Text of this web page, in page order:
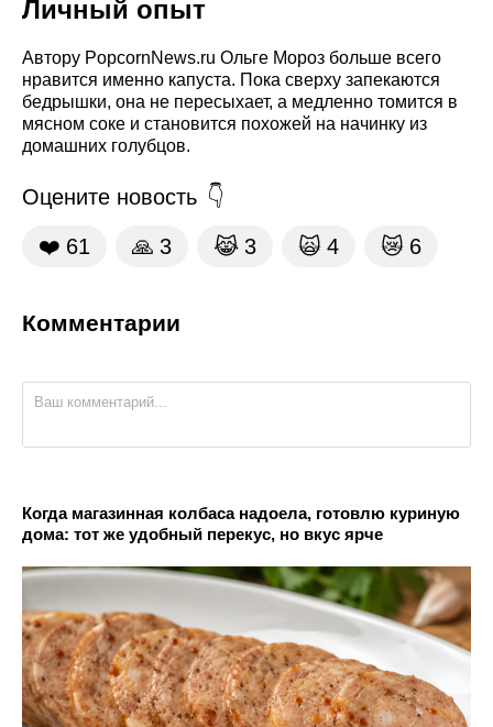
Личный опыт
Автору PopcornNews.ru Ольге Мороз больше всего
нравится именно капуста. Пока сверху запекаются
бедрышки, она не пересыхает, а медленно томится в
мясном соке и становится похожей на начинку из
домашних голубцов.
Оцените новость
❤️ 61 🙏 3 😹 3 🙀 4 😿 6
Комментарии
Когда магазинная колбаса надоела, готовлю куриную
дома: тот же удобный перекус, но вкус ярче